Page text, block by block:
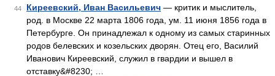
44 Киреевский, Иван Васильевич — критик и мыслитель,
род. в Москве 22 марта 1806 года, ум. 11 июня 1856 года в
Петербурге. Он принадлежал к одному из самых старинных
родов белевских и козельских дворян. Отец его, Василий
Иванович Киреевский, служил в гвардии и вышел в
отставку&#8230; …